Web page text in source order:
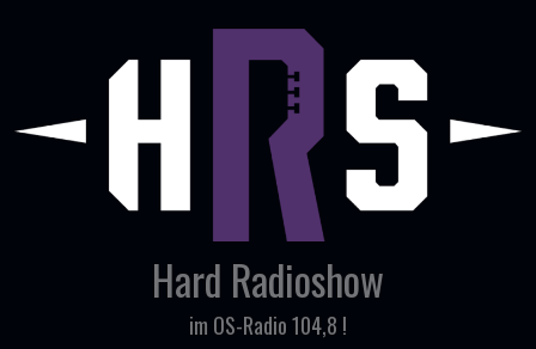
Skip to content
Hard Radioshow
im OS-Radio 104,8 !